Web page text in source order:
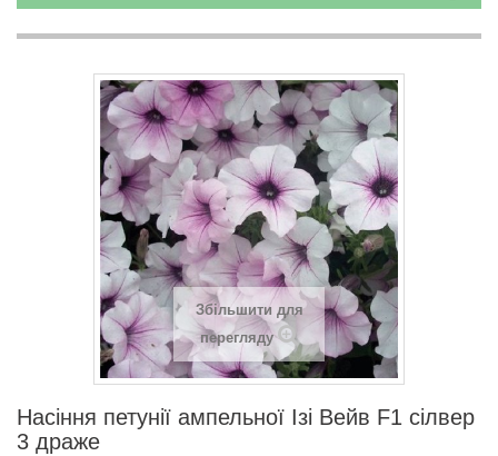
Збільшити для
перегляду
Насіння петунії ампельної Ізі Вeйв F1 сілвер
3 драже